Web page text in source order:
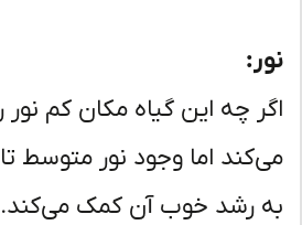
چه این گیاه مکان کم نور را
اما وجود نور متوسط تا
رشد خوب آن کمک می‌کند. به